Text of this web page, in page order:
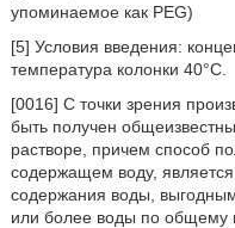
упоминаемое как PEG)
[5] Условия введения:
температура колонки 40°C.
[0016] С точки зрения
быть получен
растворе, причем способ
содержащем воду,
содержания воды,
или более воды по общему